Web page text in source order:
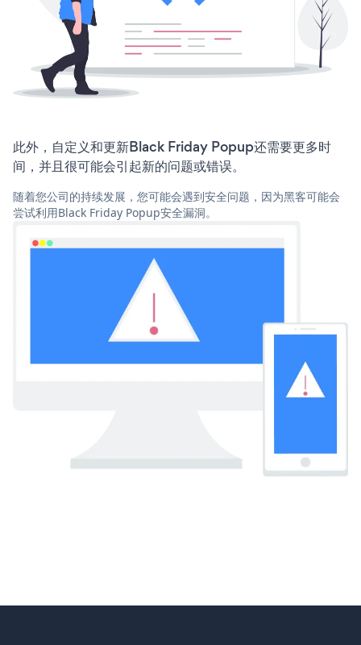
此外，自定义和更新Black Friday Popup还需要更多时
间，并且很可能会引起新的问题或错误。
随着您公司的持续发展，您可能会遇到安全问题，因为黑客可能会
尝试利用Black Friday Popup安全漏洞。